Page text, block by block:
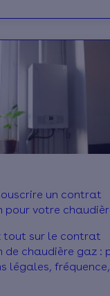
un contrat
pour votre
tout sur le contrat
de chaudière gaz :
légales, fréquence,